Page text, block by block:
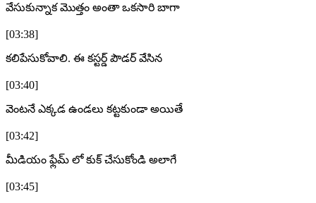
వేసుకున్నాక మొత్తం అంతా ఒకసారి బాగా
[03:38]
కలిపేసుకోవాలి. ఈ కస్టర్డ్ పౌడర్ వేసిన
[03:40]
వెంటనే ఎక్కడ ఉండలు కట్టకుండా అయితే
[03:42]
మీడియం ఫ్లేమ్ లో కుక్ చేసుకోండి అలాగే
[03:45]